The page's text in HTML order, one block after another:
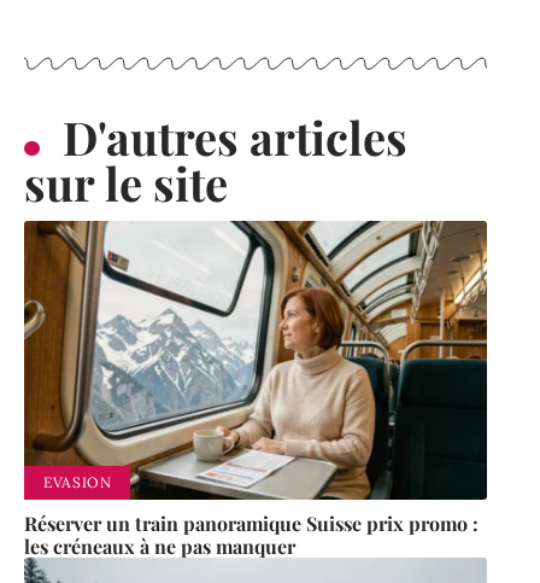
D'autres articles
sur le site
EVASION
Réserver un train panoramique Suisse prix promo :
les créneaux à ne pas manquer